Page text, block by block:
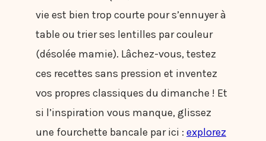
vie est bien trop courte pour s’ennuyer à
table ou trier ses lentilles par couleur
(désolée mamie). Lâchez-vous, testez
ces recettes sans pression et inventez
vos propres classiques du dimanche ! Et
si l’inspiration vous manque, glissez
une fourchette bancale par ici : explorez